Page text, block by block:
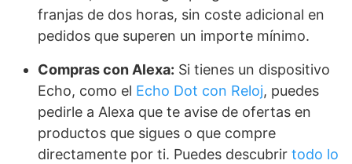
franjas de dos horas, sin coste adicional en
pedidos que superen un importe mínimo.
Compras con Alexa: Si tienes un dispositivo
Echo, como el Echo Dot con Reloj, puedes
pedirle a Alexa que te avise de ofertas en
productos que sigues o que compre
directamente por ti. Puedes descubrir todo lo